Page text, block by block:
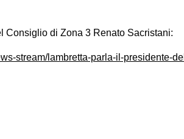
Consiglio di Zona 3 Renato Sacristani:
stream/lambretta-parla-il-presidente-